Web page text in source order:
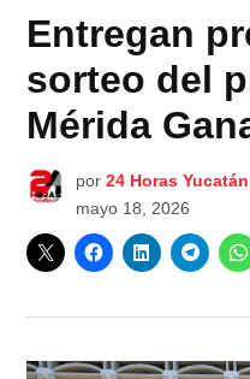
Entregan
sorteo del
Mérida
por 24 Horas Yucatán
mayo 18, 2026